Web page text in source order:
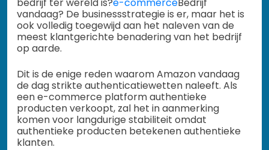
vandaag? De businessstrategie is er, maar het is
ook volledig toegewijd aan het naleven van de
meest klantgerichte benadering van het bedrijf
op aarde.
Dit is de enige reden waarom Amazon vandaag
de dag strikte authenticatiewetten naleeft. Als
een e-commerce platform authentieke
producten verkoopt, zal het in aanmerking
komen voor langdurige stabiliteit omdat
authentieke producten betekenen authentieke
klanten.